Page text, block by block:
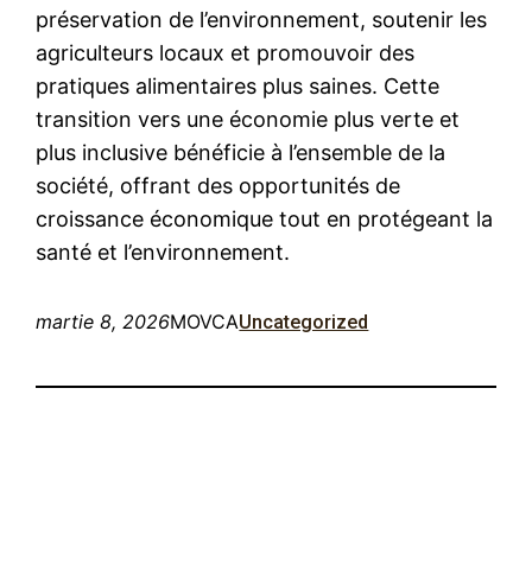
préservation de l’environnement, soutenir les
agriculteurs locaux et promouvoir des
pratiques alimentaires plus saines. Cette
transition vers une économie plus verte et
plus inclusive bénéficie à l’ensemble de la
société, offrant des opportunités de
croissance économique tout en protégeant la
santé et l’environnement.
martie 8, 2026MOVCAUncategorized